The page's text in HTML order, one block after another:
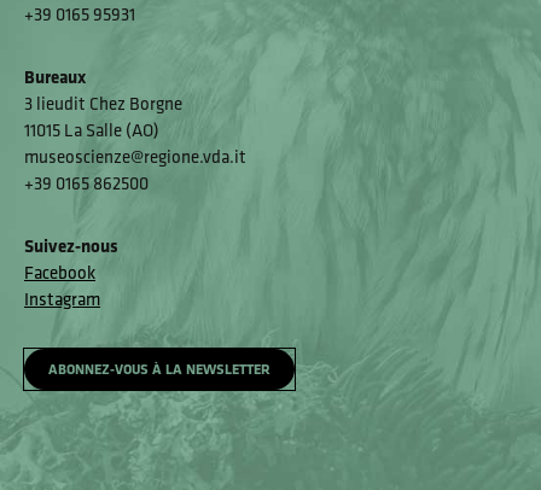
+39 0165 95931
Bureaux
3 lieudit Chez Borgne
11015 La Salle (AO)
museoscienze@regione.vda.it
+39 0165 862500
Suivez-nous
Facebook
Instagram
ABONNEZ-VOUS À LA NEWSLETTER